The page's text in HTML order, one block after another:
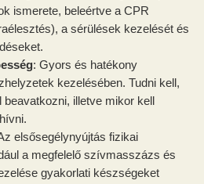
ismerete, beleértve a CPR
a sérülések kezelését és
: Gyors és hatékony
kezelésében. Tudni kell,
beavatkozni, illetve mikor kell
elsősegélynyújtás fizikai
a megfelelő szívmasszázs és
gyakorlati készségeket